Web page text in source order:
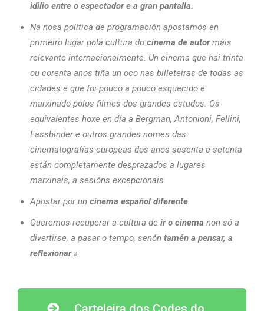
idilio entre o espectador e a gran pantalla.
Na nosa política de programación apostamos en
primeiro lugar pola cultura do cinema de autormáis
relevante internacionalmente. Un cinema que hai trinta
ou corenta anos tiña un oco nas billeteiras de todas as
cidades e que foi pouco a pouco esquecido e
marxinado polos filmes dos grandes estudos. Os
equivalentes hoxe en día a Bergman, Antonioni, Fellini,
Fassbinder e outros grandes nomes das
cinematografías europeas dos anos sesenta e setenta
están completamente desprazados a lugares
marxinais, a sesións excepcionais.
Apostar por un cinema español diferente
Queremos recuperar a cultura de ir o cinema non só a
divertirse, a pasar o tempo, senón tamén a pensar, a
reflexionar.»